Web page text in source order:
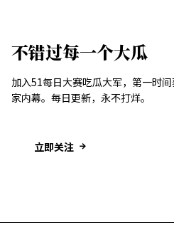
不错过每一个大瓜
加入51每日大赛吃瓜大军，第一时
家内幕。每日更新，永不打烊。
立即关注